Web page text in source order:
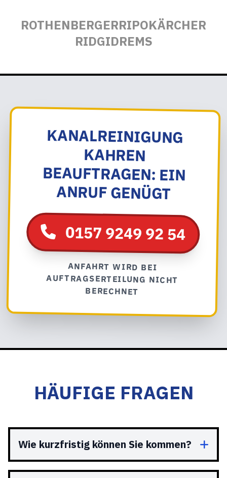
ROTHENBERGERRIPOKÄRCHER
RIDGIDREMS
KANALREINIGUNG
KAHREN
BEAUFTRAGEN: EIN
ANRUF GENÜGT
0157 9249 92 54
ANFAHRT WIRD BEI
AUFTRAGSERTEILUNG NICHT
BERECHNET
HÄUFIGE FRAGEN
Wie kurzfristig können Sie kommen?